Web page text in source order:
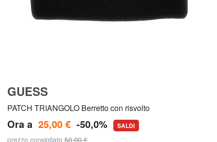
GUESS
PATCH TRIANGOLO Berretto con risvolto
Ora a 25,00 € -50,0% SALDI
prezzo consigliato 50,00 €